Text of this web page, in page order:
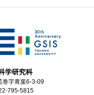
学研究科
字青葉6-3-09
795-5815